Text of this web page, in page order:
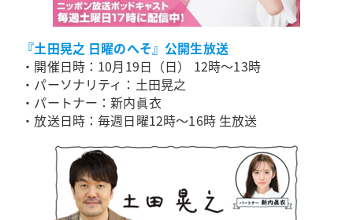
『土田晃之 日曜のへそ』公開生放送
・開催日時：10月19日（日） 12時～13時
・パーソナリティ：土田晃之
・パートナー：新内眞衣
・放送日時：毎週日曜12時～16時 生放送